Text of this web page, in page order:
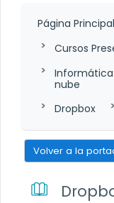
Página Principal
Cursos
Informática
nube
Dropbox
Volver a la